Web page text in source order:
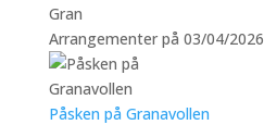
Gran
Arrangementer på 03/04/2026
Påsken på Granavollen